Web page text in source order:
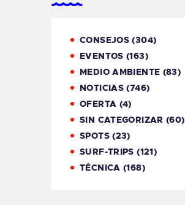
CONSEJOS (304)
EVENTOS (163)
MEDIO AMBIENTE (83)
NOTICIAS (746)
OFERTA (4)
SIN CATEGORIZAR (60)
SPOTS(23)
SURF-TRIPS (121)
TÉCNICA (168)